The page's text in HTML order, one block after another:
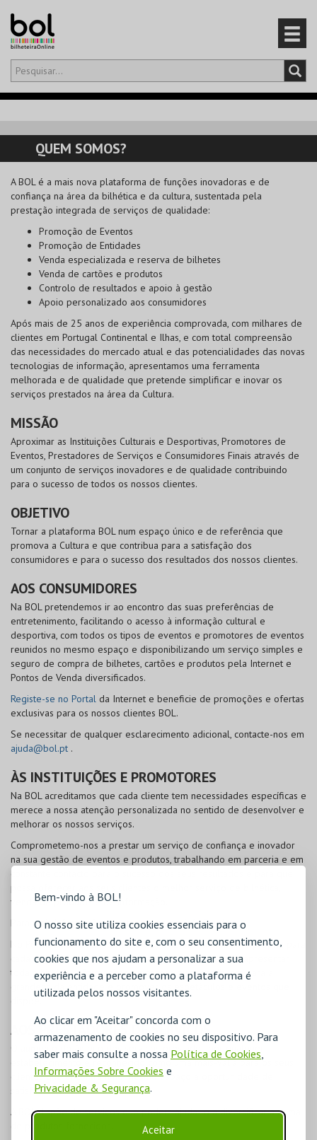
Bem-vindo à BOL!
O nosso site utiliza cookies essenciais para o
funcionamento do site e, com o seu consentimento,
cookies que nos ajudam a personalizar a sua
experiência e a perceber como a plataforma é
utilizada pelos nossos visitantes.
Ao clicar em "Aceitar" concorda com o
armazenamento de cookies no seu dispositivo. Para
saber mais consulte a nossa Política de Cookies
Informações Sobre Cookies e
Privacidade & Segurança.
Aceitar
Olá,iniciar sessão
CARRINHO
EVENTOS
CARTÕES
PRODUTOS
QUEM SOMOS?
ABOLé a mais nova plataforma de funções inovadoras e de
confiança na área da bilhética e da cultura, sustentada pela
prestação integrada de serviços de qualidade:
Promoção de Eventos
Promoção de Entidades
Venda especializada e reserva de bilhetes
Venda de cartões e produtos
Controlo de resultados e apoio à gestão
Apoio personalizado aos consumidores
Após mais de 25 anos de experiência comprovada, com milhares de
clientes em Portugal Continental e Ilhas, e com total compreensão
das necessidades do mercado atual e das potencialidades das novas
tecnologias de informação, apresentamos uma ferramenta
melhorada e de qualidade que pretende simplificar e inovar os
serviços prestados na área da Cultura.
MISSÃO
Aproximar as Instituições Culturais e Desportivas, Promotores de
Eventos, Prestadores de Serviços e Consumidores Finais através de
um conjunto de serviços inovadores e de qualidade contribuindo
para o sucesso de todos os nossos clientes.
OBJETIVO
Tornar a plataforma BOLnum espaço único e de referência que
promova a Cultura e que contribua para a satisfação dos
consumidores e para o sucesso dos resultados dos nossos clientes.
AOS CONSUMIDORES
Na BOLpretendemos ir ao encontro das suas preferências de
entretenimento, facilitando o acesso à informação cultural e
desportiva, com todos os tipos de eventos e promotores de eventos
reunidos no mesmo espaço e disponibilizando um serviço simples e
seguro de compra de bilhetes, cartões e produtos pela Internet e
Pontos de Venda diversificados.
Registe-se no Portal da Internet e beneficie de promoções e ofertas
exclusivas para os nossos clientes BOL.
Se necessitar de qualquer esclarecimento adicional, contacte-nos em
ajuda@bol.pt .
ÀS INSTITUIÇÕES E PROMOTORES
Na BOLacreditamos que cada cliente tem necessidades específicas e
merece a nossa atenção personalizada no sentido de desenvolver e
melhorar os nossos serviços.
Comprometemo-nos a prestar um serviço de confiança e inovador
na sua gestão de eventos e produtos, trabalhando em parceria e em
constante contacto para o sucesso dos seus resultados e para que
possa oferecer aos seus clientes o melhor serviço de bilhética,
venda de produtos e de informação.
Para mais informações, contacte-nos eminfo@bol.pt.
No Portal daBOLna Internet é disponibilizada uma área própria para
cada Instituição, da sua responsabilidade, que permite apresentar
toda a história, informações e pessoas que contribuem para a
grandeza da entidade e promover os espetáculos e eventos que
dispõe.
AOS PRESTADORES DE SERVIÇOS
O aumento do âmbito dos serviços prestados por qualquer
estabelecimento é reconhecido como uma mais-valia para os seus
clientes que encontram no mesmo espaço a oportunidade de
satisfazer várias necessidades.
A
BOLdispõe de serviços que podem ajudá-lo a diversificar a gama